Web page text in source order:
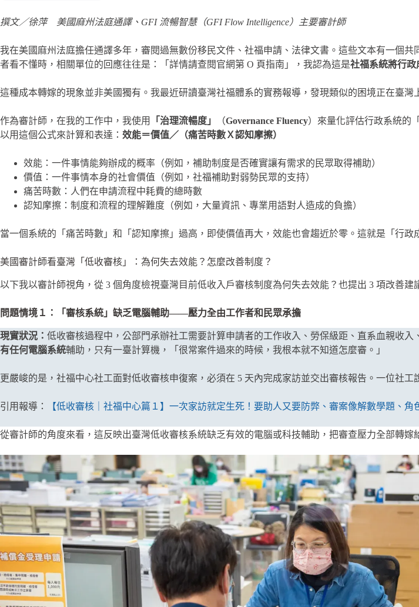
撰文／徐萍 美國麻州法庭通譯、GFI 流暢智慧（GFI Flow Intelligence）主要審計師
我在美國麻州法庭擔任通譯多年，審閱過無數份移民文件、社福申請、法律文書。這些文本有一
者看不懂時，相關單位的回應往往是：「詳情請查閱官網第 O 頁指南」，我認為這是社福系統將行
這種成本轉嫁的現象並非美國獨有。我最近研讀臺灣社福體系的實務報導，發現類似的困境正在臺
作為審計師，在我的工作中，我使用 「治理流暢度」 （Governance Fluency）來量化評估行政系統的
以用這個公式來計算和表達： 效能＝價值／（痛苦時數Ｘ認知摩擦）
效能：一件事情能夠辦成的概率（例如，補助制度是否確實讓有需求的民眾取得補助）
價值：一件事情本身的社會價值（例如，社福補助對弱勢民眾的支持）
痛苦時數：人們在申請流程中耗費的總時數
認知摩擦：制度和流程的理解難度（例如，大量資訊、專業用語對人造成的負擔）
當一個系統的「痛苦時數」和「認知摩擦」過高，即使價值再大，效能也會趨近於零。這就是「行政
美國審計師看臺灣「低收審核」：為何失去效能？怎麼改善制度？
以下我以審計師視角，從 3 個角度檢視臺灣目前低收入戶審核制度為何失去效能？也提出 3 項改善建
問題情境１：「審核系統」缺乏電腦輔助——壓力全由工作者和民眾承擔
現實狀況： 低收審核過程中，公部門承辦社工需要計算申請者的工作收入、勞保級距、直系血親收
有任何電腦系統輔助，只有一臺計算機，「很常案件過來的時候，我根本就不知道怎麼審。」
更嚴峻的是，社福中心社工面對低收審核申復案，必須在 5 天內完成家訪並交出審核報告。一位社
引用報導： 【低收審核｜社福中心篇１】一次家訪就定生死！要助人又要防弊、審案像解數學題、角
從審計師的角度來看，這反映出臺灣低收審核系統缺乏有效的電腦或科技輔助，把審查壓力全部轉嫁